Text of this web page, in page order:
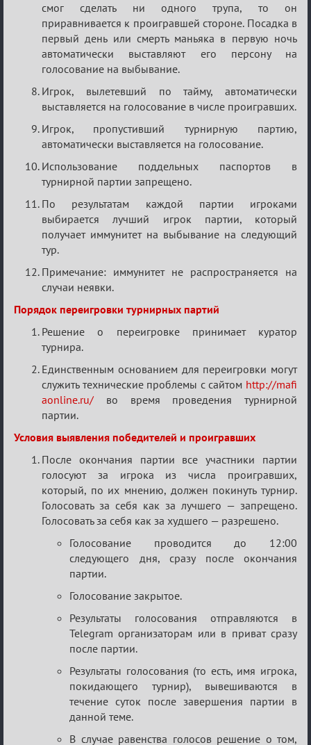
смог сделать ни одного трупа, то он
приравнивается к проигравшей стороне. Посадка в
первый день или смерть маньяка в первую ночь
автоматически выставляют его персону на
голосование на выбывание.
Игрок, вылетевший по тайму, автоматически
выставляется на голосование в числе проигравших.
Игрок, пропустивший турнирную партию,
автоматически выставляется на голосование.
Использование поддельных паспортов в
турнирной партии запрещено.
По результатам каждой партии игроками
выбирается лучший игрок партии, который
получает иммунитет на выбывание на следующий
тур.
Примечание: иммунитет не распространяется на
случаи неявки.
Порядок переигровки турнирных партий
Решение о переигровке принимает куратор
турнира.
Единственным основанием для переигровки могут
служить технические проблемы с сайтом http://mafi
aonline.ru/ во время проведения турнирной
партии.
Условия выявления победителей и проигравших
После окончания партии все участники партии
голосуют за игрока из числа проигравших,
который, по их мнению, должен покинуть турнир.
Голосовать за себя как за лучшего — запрещено.
Голосовать за себя как за худшего — разрешено.
Голосование проводится до 12:00
следующего дня, сразу после окончания
партии.
Голосование закрытое.
Результаты голосования отправляются в
Telegram организаторам или в приват сразу
после партии.
Результаты голосования (то есть, имя игрока,
покидающего турнир), вывешиваются в
течение суток после завершения партии в
данной теме.
В случае равенства голосов решение о том,